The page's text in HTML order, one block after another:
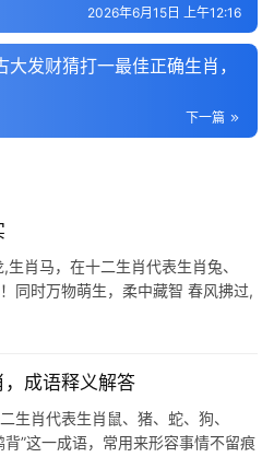
2026年6月15日 上午12:16
发财猜打一最佳正确生肖，
下一篇
肖马，在十二生肖代表生肖兔、
同时万物萌生，柔中藏智 春风拂过,
子亦有跃迁之能，2024甲辰年，生
成语释义解答
生肖代表生肖鼠、猪、蛇、狗、
”这一成语，常用来形容事情不留痕